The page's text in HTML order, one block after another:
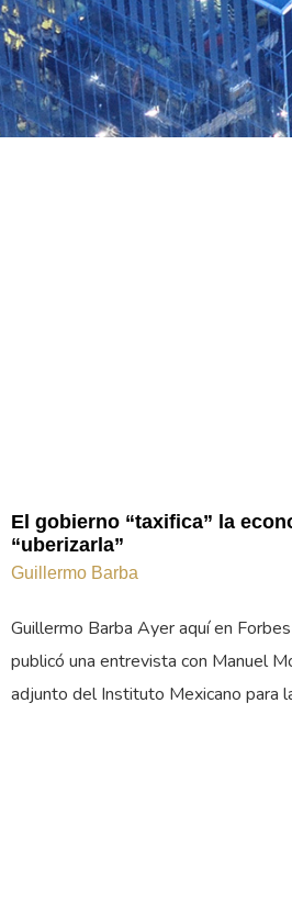
El gobierno “taxifica” la
“uberizarla”
Guillermo Barba
Guillermo Barba Ayer aquí en
publicó una entrevista con Manuel
adjunto del Instituto Mexicano para